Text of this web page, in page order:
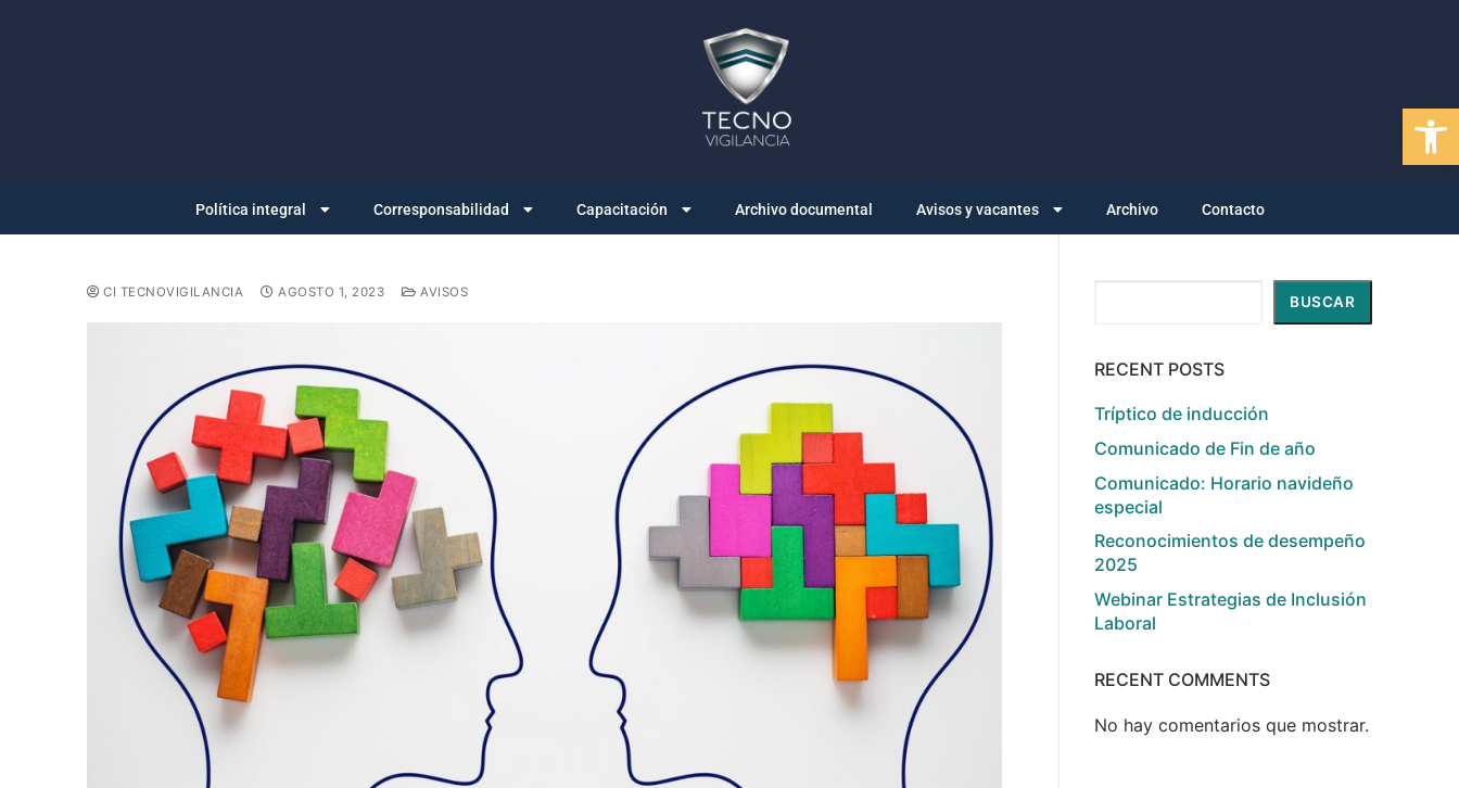
Abrir
Política integral Corresponsabilidad Capacitación Archivo documental Avisos y vacantes Archivo Contacto
CI TECNOVIGILANCIA AGOSTO 1, 2023 AVISOS
BUSCAR
RECENT POSTS
Tríptico de inducción
Comunicado de Fin de año
Comunicado: Horario navideño
especial
Reconocimientos de desempeño
2025
Webinar Estrategias de Inclusión
Laboral
RECENT COMMENTS
No hay comentarios que mostrar.